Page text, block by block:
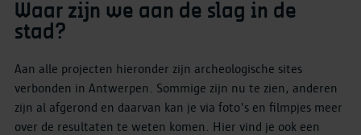
Waar zijn we aan de slag in de
stad?
Aan alle projecten hieronder zijn archeologische sites
verbonden in Antwerpen. Sommige zijn nu te zien, anderen
zijn al afgerond en daarvan kan je via foto's en filmpjes meer
over de resultaten te weten komen. Hier vind je ook een